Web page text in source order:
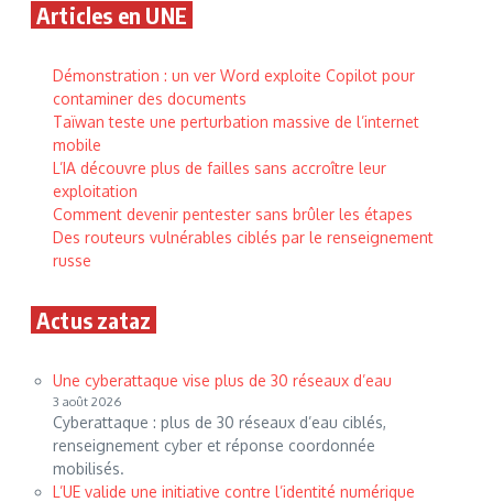
Articles en UNE
Démonstration : un ver Word exploite Copilot pour
contaminer des documents
Taïwan teste une perturbation massive de l’internet
mobile
L’IA découvre plus de failles sans accroître leur
exploitation
Comment devenir pentester sans brûler les étapes
Des routeurs vulnérables ciblés par le renseignement
russe
Actus zataz
Une cyberattaque vise plus de 30 réseaux d’eau
3 août 2026
Cyberattaque : plus de 30 réseaux d’eau ciblés,
renseignement cyber et réponse coordonnée
mobilisés.
L’UE valide une initiative contre l’identité numérique